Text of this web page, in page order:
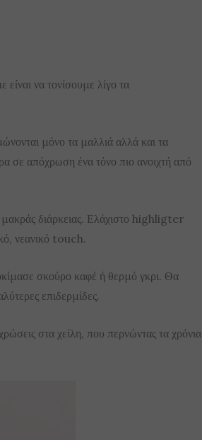
να τονίσουμε λίγο τα
μόνο τα μαλλιά αλλά και τα
σε απόχρωση ένα τόνο πιο ανοιχτή από
διάρκειας. Ελάχιστο highligter
νεανικό touch.
σκούρο καφέ ή θερμό γκρι. Θα
επιδερμίδες.
στα χείλη, που περνώντας τα χρόνια